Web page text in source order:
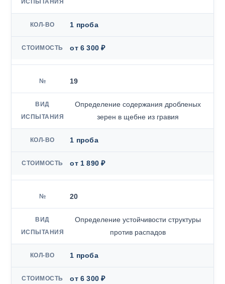
1 проба
от 6 300 ₽
19
Определение содержания дробленых
зерен в щебне из гравия
1 проба
от 1 890 ₽
20
Определение устойчивости структуры
против распадов
1 проба
от 6 300 ₽